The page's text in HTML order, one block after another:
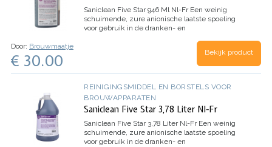
Saniclean Five Star 946 Ml Nl-FrEen weinig
schuimende, zure anionische laatste spoeling
voor gebruik in de dranken- en
apparatuur brandschoon en vermijdt de opbouw
Door: Brouwmaatje
€ 30.00 Bekijk product
REINIGINGSMIDDEL EN BORSTELS VOOR
BROUWAPPARATEN
Saniclean Five Star 3,78 Liter Nl-Fr
Saniclean Five Star 3,78 Liter Nl-FrEen weinig
schuimende, zure anionische laatste spoeling
voor gebruik in de dranken- en